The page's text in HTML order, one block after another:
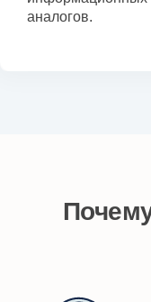
аналогов.